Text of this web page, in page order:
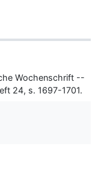
Wochenschrift --
24, s. 1697-1701.